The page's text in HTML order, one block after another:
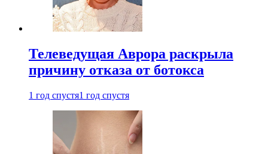
Телеведущая Аврора раскрыла
причину отказа от ботокса
1 год спустя1 год спустя